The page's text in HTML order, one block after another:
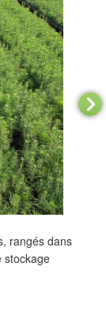
rangés dans
stockage